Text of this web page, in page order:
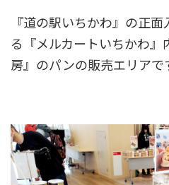
『道の駅いちかわ』の正
る『メルカートいちかわ
房』のパンの販売エリアで